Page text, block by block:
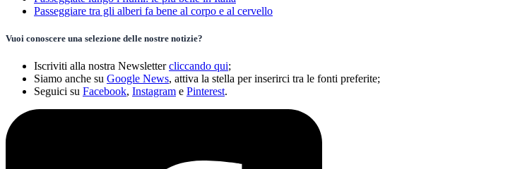
Passeggiare tra gli alberi fa bene al corpo e al cervello
Vuoi conoscere una selezione delle nostre notizie?
Iscriviti alla nostra Newslettercliccando qui;
Siamo anche su Google News, attiva la stella per inserirci tra le fonti preferite;
Seguici su Facebook, Instagram e Pinterest.